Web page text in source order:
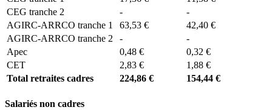
CEG tranche 2
-
-
AGIRC-ARRCO tranche 1
63,53 €
42,40 €
AGIRC-ARRCO tranche 2
-
-
Apec
0,48 €
0,32 €
CET
2,83 €
1,88 €
Total retraites cadres
224,86 € 154,44 €
Salariés non cadres